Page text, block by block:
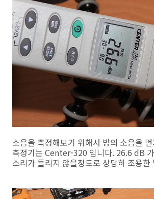
소음을 측정해보기 위해서 방의 소음을
측정기는 Center-320 입니다. 26.6 dB
소리가 들리지 않을정도로 상당히 조용한